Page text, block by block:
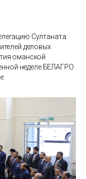
Султаната
деловых
оманской
неделе БЕЛАГРО